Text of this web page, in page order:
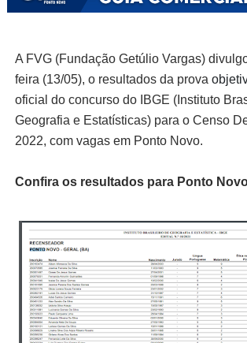
A FVG (Fundação Getúlio Vargas)
feira (13/05), o resultados da prova
oficial do concurso do IBGE (Instituto
Geografia e Estatísticas) para o Censo
2022, com vagas em Ponto Novo.
Confira os resultados para Ponto